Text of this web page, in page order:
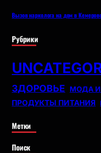
Вызов нарколога на дом в
Рубрики
ЗДОРОВЬЕ МОДА И
ПРОДУКТЫ ПИТАНИЯ
Метки
Поиск